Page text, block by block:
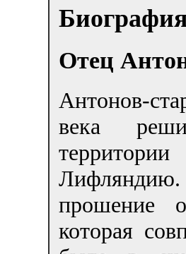
Отец
Антонов-
века
прошение
которая